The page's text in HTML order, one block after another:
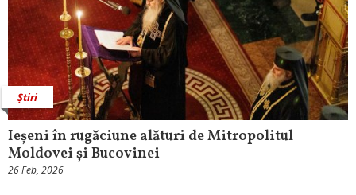
Știri
Ieșeni în rugăciune alături de Mitropolitul
Moldovei și Bucovinei
26 Feb, 2026